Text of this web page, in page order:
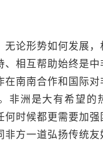
论形势如何发展，
、相互帮助始终是
在南南合作和国际对
非洲是大有希望的
何时候都更需要加
非方一道弘扬传统